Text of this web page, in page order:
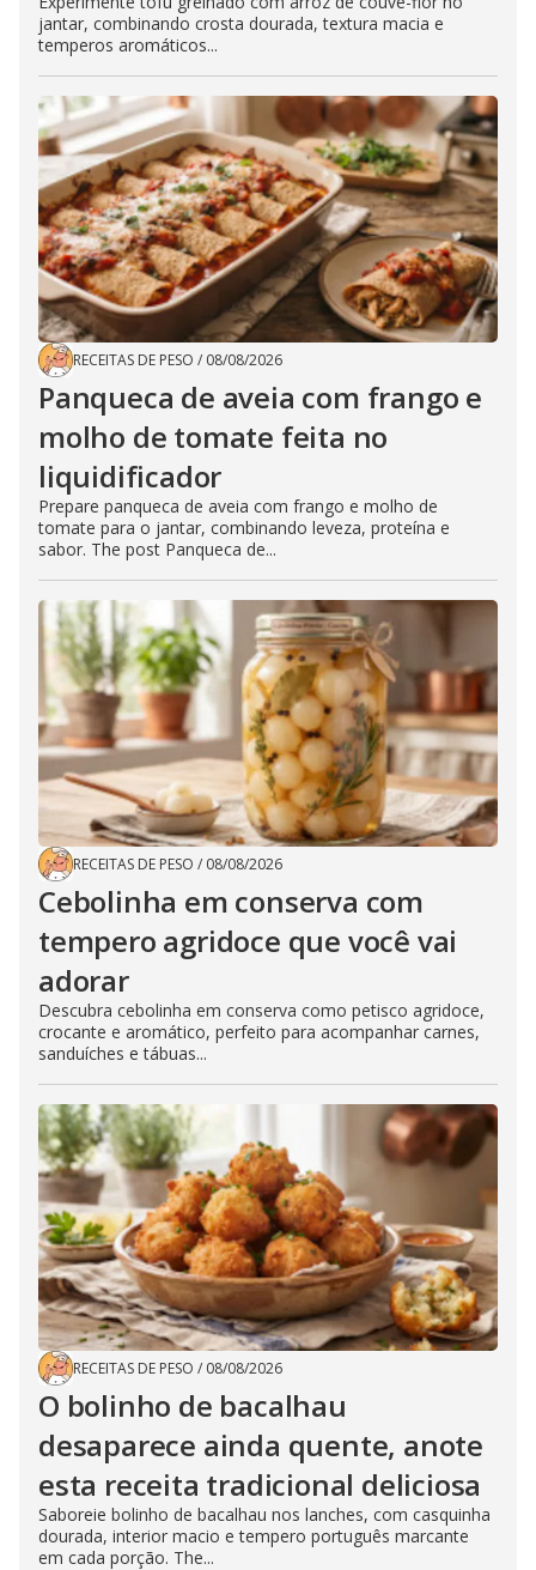
jantar, combinando crosta dourada, textura macia e
temperos aromáticos...
RECEITAS DE PESO / 08/08/2026
Panqueca de aveia com frango e
molho de tomate feita no
liquidificador
Prepare panqueca de aveia com frango e molho de
tomate para o jantar, combinando leveza, proteína e
sabor. The post Panqueca de...
RECEITAS DE PESO / 08/08/2026
Cebolinha em conserva com
tempero agridoce que você vai
adorar
Descubra cebolinha em conserva como petisco agridoce,
crocante e aromático, perfeito para acompanhar carnes,
sanduíches e tábuas...
RECEITAS DE PESO / 08/08/2026
O bolinho de bacalhau
desaparece ainda quente, anote
esta receita tradicional deliciosa
Saboreie bolinho de bacalhau nos lanches, com casquinha
dourada, interior macio e tempero português marcante
em cada porção. The...